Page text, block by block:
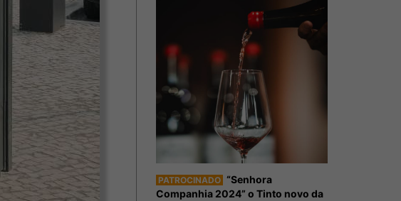
PATROCINADO “Senhora
Companhia 2024” o Tinto novo da